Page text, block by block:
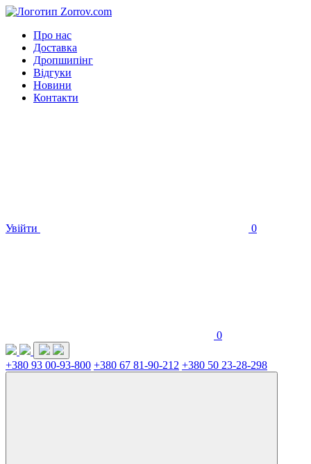
Про нас
Доставка
Дропшипінг
Відгуки
Новини
Контакти
Увійти 0
0
+380 93 00-93-800 +380 67 81-90-212 +380 50 23-28-298